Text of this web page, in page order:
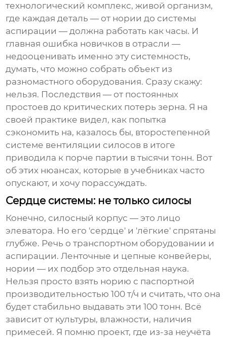
технологический комплекс, живой организм,
где каждая деталь — от нории до системы
аспирации — должна работать как часы. И
главная ошибка новичков в отрасли —
недооценивать именно эту системность,
думать, что можно собрать объект из
разномастного оборудования. Сразу скажу:
нельзя. Последствия — от постоянных
простоев до критических потерь зерна. Я на
своей практике видел, как попытка
сэкономить на, казалось бы, второстепенной
системе вентиляции силосов в итоге
приводила к порче партии в тысячи тонн. Вот
об этих нюансах, которые в учебниках часто
опускают, и хочу порассуждать.
Сердце системы: не только силосы
Конечно, силосный корпус — это лицо
элеватора. Но его 'сердце' и 'лёгкие' спрятаны
глубже. Речь о транспортном оборудовании и
аспирации. Ленточные и цепные конвейеры,
нории — их подбор это отдельная наука.
Нельзя просто взять норию с паспортной
производительностью 100 т/ч и считать, что она
будет стабильно выдавать эти 100 тонн. Всё
зависит от культуры, влажности, наличия
примесей. Я помню проект, где из-за неучёта